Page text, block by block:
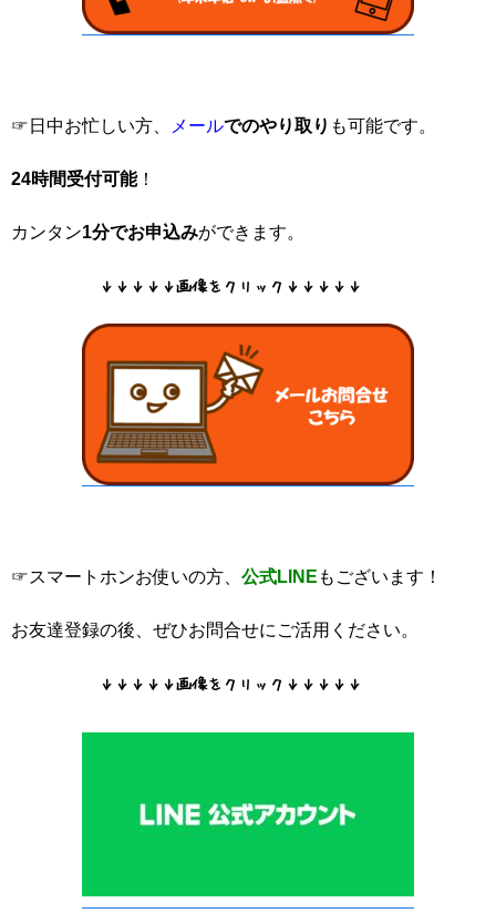
☞日中お忙しい方、 メールでのやり取り も可能です。
24時間受付可能！
カンタン1分でお申込みができます。
↓↓↓↓↓画像をクリック↓↓↓↓↓
☞スマートホンお使いの方、 公式LINE もございます！
お友達登録の後、ぜひお問合せにご活用ください。
↓↓↓↓↓画像をクリック↓↓↓↓↓